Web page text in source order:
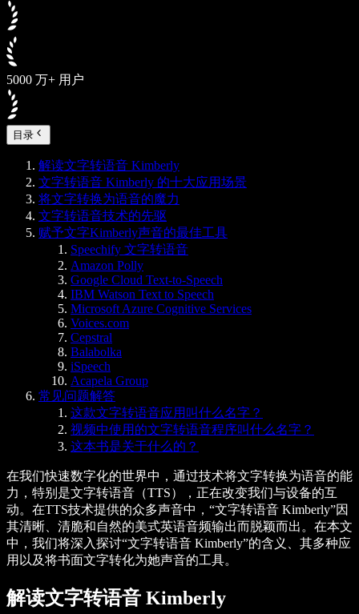
5000 万+ 用户
目录
解读文字转语音 Kimberly
文字转语音 Kimberly 的十大应用场景
将文字转换为语音的魔力
文字转语音技术的先驱
赋予文字Kimberly声音的最佳工具
Speechify 文字转语音
Amazon Polly
Google Cloud Text-to-Speech
IBM Watson Text to Speech
Microsoft Azure Cognitive Services
Voices.com
Cepstral
Balabolka
iSpeech
Acapela Group
常见问题解答
这款文字转语音应用叫什么名字？
视频中使用的文字转语音程序叫什么名字？
这本书是关于什么的？
在我们快速数字化的世界中，通过技术将文字转换为语音的能
力，特别是文字转语音（TTS），正在改变我们与设备的互
动。在TTS技术提供的众多声音中，“文字转语音 Kimberly”因
其清晰、清脆和自然的美式英语音频输出而脱颖而出。在本文
中，我们将深入探讨“文字转语音 Kimberly”的含义、其多种应
用以及将书面文字转化为她声音的工具。
解读文字转语音 Kimberly